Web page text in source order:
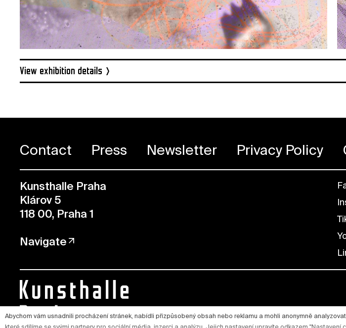
View exhibition details
Contact Press Newsletter Privacy Policy
Kunsthalle Praha
Klárov 5
118 00, Praha 1
Navigate
Abychom vám usnadnili procházení stránek, nabídli přizpůsobený obsah nebo reklamu a mohli anonymně